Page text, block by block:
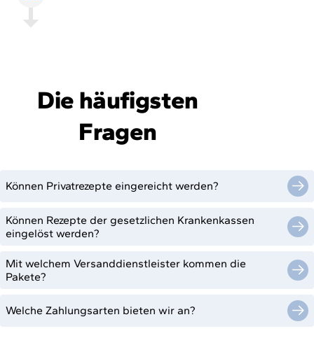
Die häufigsten
Fragen
Können Privatrezepte eingereicht werden?
Können Rezepte der gesetzlichen Krankenkassen
eingelöst werden?
Mit welchem Versanddienstleister kommen die
Pakete?
Welche Zahlungsarten bieten wir an?